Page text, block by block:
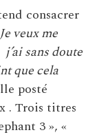
consacrer
Je veux me
sans doute
que cela
posté
. Trois titres
3 », «